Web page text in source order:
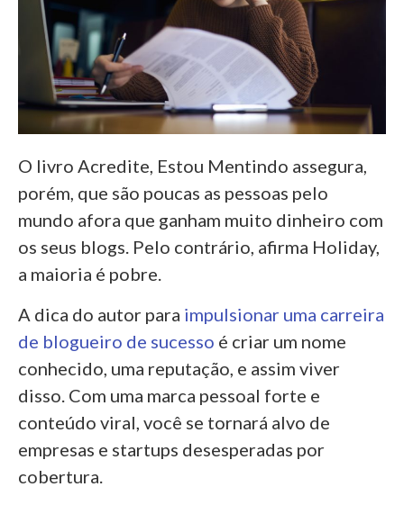
O livro Acredite, Estou Mentindo assegura,
porém, que são poucas as pessoas pelo
mundo afora que ganham muito dinheiro com
os seus blogs. Pelo contrário, afirma Holiday,
a maioria é pobre.
A dica do autor para impulsionar uma carreira
de blogueiro de sucesso é criar um nome
conhecido, uma reputação, e assim viver
disso. Com uma marca pessoal forte e
conteúdo viral, você se tornará alvo de
empresas e startups desesperadas por
cobertura.